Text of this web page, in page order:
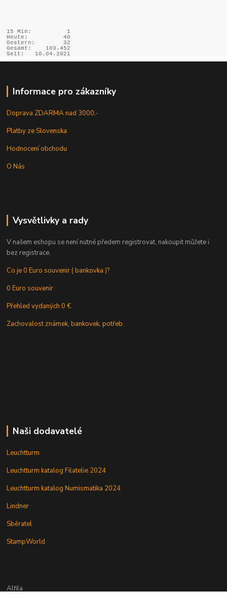
15 Min:
1
Heute:
40
Gestern:
32
Gesamt:
103.452
Seit:
10.04.2021
Informace pro zákazníky
Doprava ZDARMA nad 3000,-
Platby ze Slovenska
Hodnocení obchodu
O Nás
Vysvětlivky a rady
V našem eshopu se není nutné předem registrovat, nakoupit můžete i
bez registrace.
Co je 0 Euro souvenir ( bankovka )?
0 Euro souvenir
Přehled vydaných 0 €
Zachovalost známek, bankovek, potřeb.
Naši dodavatelé
Leuchtturm
Leuchtturm katalog Filatelie 2024
Leuchtturm katalog Numismatika 2024
Lindner
Sběratel
StampWorld
Alfila